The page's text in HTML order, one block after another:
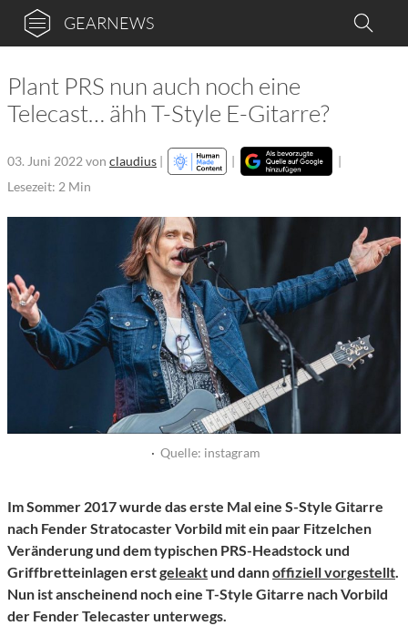
GEARNEWS
Plant PRS nun auch noch eine
Telecast… ähh T-Style E-Gitarre?
03. Juni 2022 von claudius | |
|
Lesezeit: 2 Min
· Quelle: instagram
Im Sommer 2017 wurde das erste Mal eine S-Style Gitarre
nach Fender Stratocaster Vorbild mit ein paar Fitzelchen
Veränderung und dem typischen PRS-Headstock und
Griffbretteinlagen erstgeleakt und dannoffiziell vorgestellt.
Nun ist anscheinend noch eine T-Style Gitarre nach Vorbild
der Fender Telecaster unterwegs.